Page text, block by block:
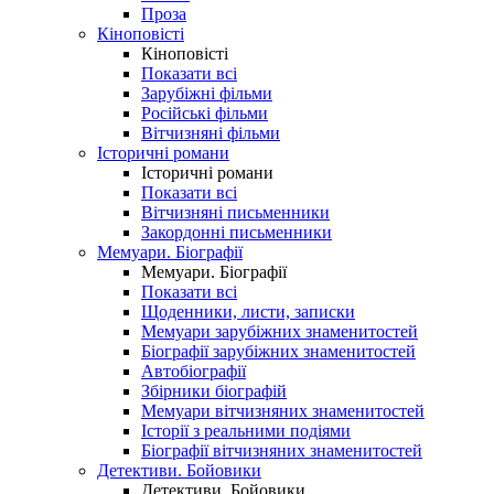
Проза
Кіноповісті
Кіноповісті
Показати всі
Зарубіжні фільми
Російські фільми
Вітчизняні фільми
Історичні романи
Історичні романи
Показати всі
Вітчизняні письменники
Закордонні письменники
Мемуари. Біографії
Мемуари. Біографії
Показати всі
Щоденники, листи, записки
Мемуари зарубіжних знаменитостей
Біографії зарубіжних знаменитостей
Автобіографії
Збірники біографій
Мемуари вітчизняних знаменитостей
Історії з реальними подіями
Біографії вітчизняних знаменитостей
Детективи. Бойовики
Детективи. Бойовики